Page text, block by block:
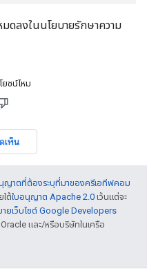
ดลงในนโยบายรักษาความ
ชน์ไหม
เห็น
ญาตที่ต้องระบุที่มาของครีเอทีฟคอม
ต้ใบอนุญาต Apache 2.0 เว้นแต่จะ
ายเว็บไซต์ Google Developers
และ/หรือบริษัทในเครือ